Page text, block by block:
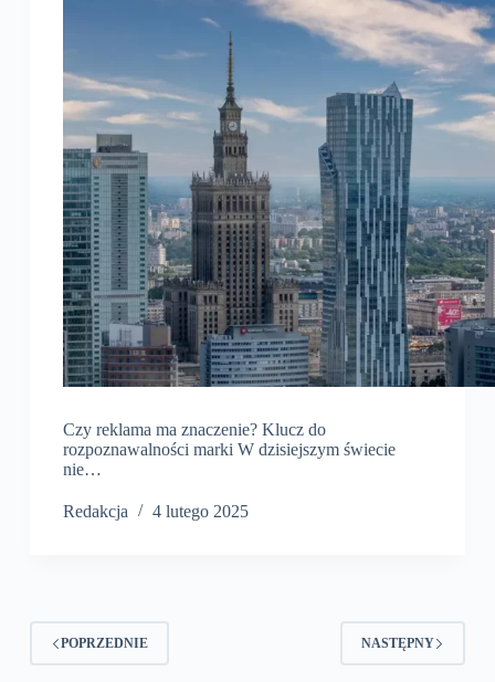
Czy reklama ma znaczenie? Klucz do
rozpoznawalności marki W dzisiejszym świecie
nie…
Redakcja 4 lutego 2025
POPRZEDNIE NASTĘPNY